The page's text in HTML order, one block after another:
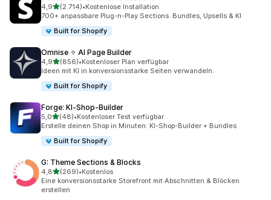
4,9von 5 Sternen
(2.714)
2714 Rezensionen insgesamt
•Kostenlose Installation
700+ anpassbare Plug-n-Play Sections. Bundles, Upsells & KI
Built for Shopify
Omnise ✧ AI Page Builder
4,9von 5 Sternen
(856)
856 Rezensionen insgesamt
•Kostenloser Plan verfügbar
Ideen mit KI in konversionsstarke Seiten verwandeln.
Built for Shopify
Forge: KI‑Shop‑Builder
5,0von 5 Sternen
(48)
48 Rezensionen insgesamt
•Kostenloser Test verfügbar
Erstelle deinen Shop in Minuten: KI-Shop-Builder + Bundles
Built for Shopify
G: Theme Sections & Blocks
4,8von 5 Sternen
(269)
269 Rezensionen insgesamt
•Kostenlos
Eine konversionsstarke Storefront mit Abschnitten & Blöcken
erstellen